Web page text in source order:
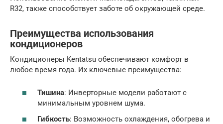
R32, также способствует заботе об окружающей среде.
Преимущества использования
кондиционеров
Кондиционеры Kentatsu обеспечивают комфорт в
любое время года. Их ключевые преимущества:
Тишина: Инверторные модели работают с
минимальным уровнем шума.
Гибкость: Возможность охлаждения, обогрева и